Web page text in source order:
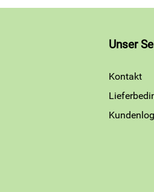
Unser
Kontakt